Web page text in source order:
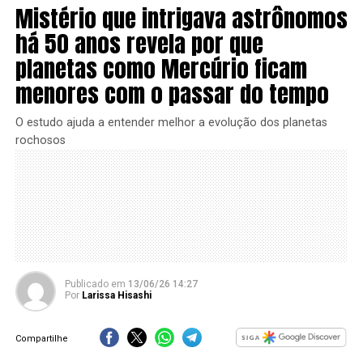
Mistério que intrigava astrônomos
há 50 anos revela por que
planetas como Mercúrio ficam
menores com o passar do tempo
O estudo ajuda a entender melhor a evolução dos planetas
rochosos
Publicado em 13/06/26 14:27
Por Larissa Hisashi
Compartilhe